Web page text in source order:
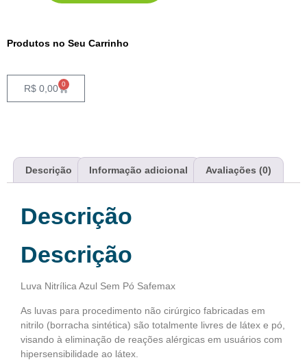
Produtos no Seu Carrinho
R$ 0,00 0
Descrição Informação adicional Avaliações (0)
Descrição
Descrição
Luva Nitrílica Azul Sem Pó Safemax
As luvas para procedimento não cirúrgico fabricadas em
nitrilo (borracha sintética) são totalmente livres de látex e pó,
visando à eliminação de reações alérgicas em usuários com
hipersensibilidade ao látex.